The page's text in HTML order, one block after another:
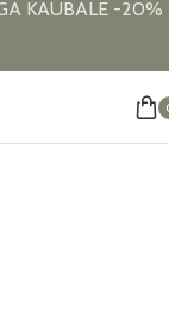
KAUBALE -20%